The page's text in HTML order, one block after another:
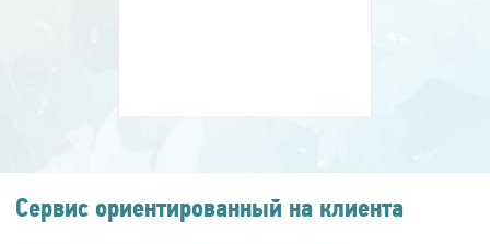
Сервис ориентированный на клиента